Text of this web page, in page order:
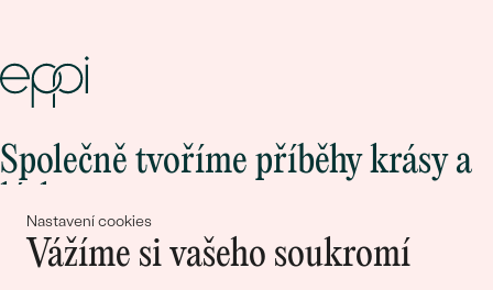
Nastavení cookies
Vážíme si vašeho soukromí
Společně tvoříme příběhy krásy a
Připojte se k nám!